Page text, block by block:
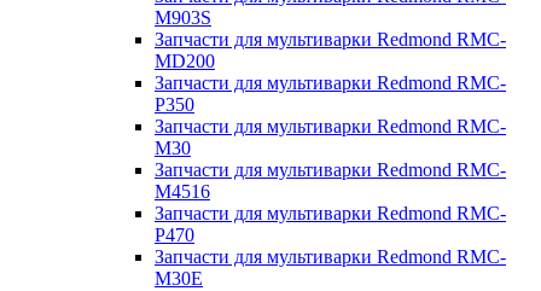
M903S
Запчасти для мультиварки Redmond RMC-
MD200
Запчасти для мультиварки Redmond RMC-
P350
Запчасти для мультиварки Redmond RMC-
M30
Запчасти для мультиварки Redmond RMC-
M4516
Запчасти для мультиварки Redmond RMC-
P470
Запчасти для мультиварки Redmond RMC-
M30E